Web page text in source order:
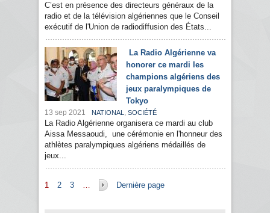
C’est en présence des directeurs généraux de la
radio et de la télévision algériennes que le Conseil
exécutif de l'Union de radiodiffusion des États...
La Radio Algérienne va
honorer ce mardi les
champions algériens des
jeux paralympiques de
Tokyo
13 sep 2021 NATIONAL , SOCIÉTÉ
La Radio Algérienne organisera ce mardi au club
Aissa Messaoudi, une cérémonie en l'honneur des
athlètes paralympiques algériens médaillés de
jeux...
Pages
1 2 3 … Dernière page